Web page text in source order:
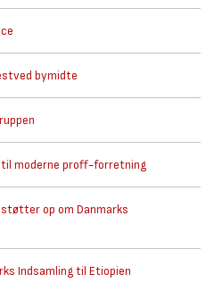
bymidte
moderne proff-forretning
op om Danmarks
Indsamling til Etiopien